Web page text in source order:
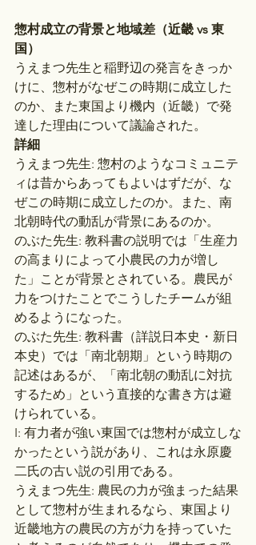
惣村成立の背景と地域差（近畿 vs 東
国）
うえまつ先生と稲野辺の発言をきっか
けに、惣村がなぜこの時期に成立した
のか、また東国より機内（近畿）で発
達した理由について議論された。
詳細
うえまつ先生: 惣村のようなコミュニテ
ィは昔からあってもよいはずだが、な
ぜこの時期に成立したのか。また、南
北朝時代の動乱が背景にあるのか。
のぶた先生: 教科書の説明では「生産力
の高まりによって小農民の力が増し
た」ことが背景とされている。農民が
力をつけたことでこうしたチームが組
めるようになった。
のぶた先生: 教科書（詳説日本史・新日
本史）では「南北朝期」という時期の
記述はあるが、「南北朝の動乱に対抗
するため」という直接的な書き方は避
けられている。
I: 有力者が強い東国では惣村が成立しな
かったという説があり、これは永原慶
二氏の古い説の引用である。
うえまつ先生: 農民の力が強まった結果
として惣村が生まれるなら、東国より
近畿地方の農民の方が力を持っていた